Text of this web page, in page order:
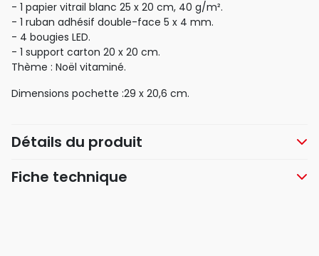
- 1 papier vitrail blanc 25 x 20 cm, 40 g/m².
- 1 ruban adhésif double-face 5 x 4 mm.
- 4 bougies LED.
- 1 support carton 20 x 20 cm.
Thème : Noël vitaminé.
Dimensions pochette :29 x 20,6 cm.
Détails du produit
Fiche technique